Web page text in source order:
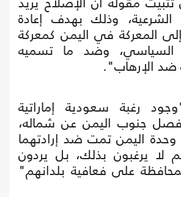
وذلك بهدف إعادة
إلى المعركة في اليمن كمعركة
السياسي، وضد ما تسميه
ضد الإرهاب".
رغبة سعودية إماراتية
فصل جنوب اليمن عن شماله،
وحدة اليمن تمت ضد إرادتهما
لا يرغبون بذلك، بل يردون
على فعافية بلدانهم"